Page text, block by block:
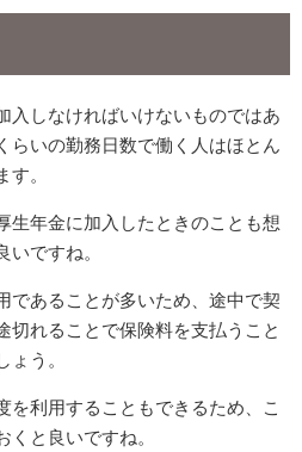
入しなければいけないものではあ
らいの勤務日数で働く人はほとん
す。
生年金に加入したときのことも想
いですね。
であることが多いため、途中で契
切れることで保険料を支払うこと
ょう。
を利用することもできるため、こ
くと良いですね。